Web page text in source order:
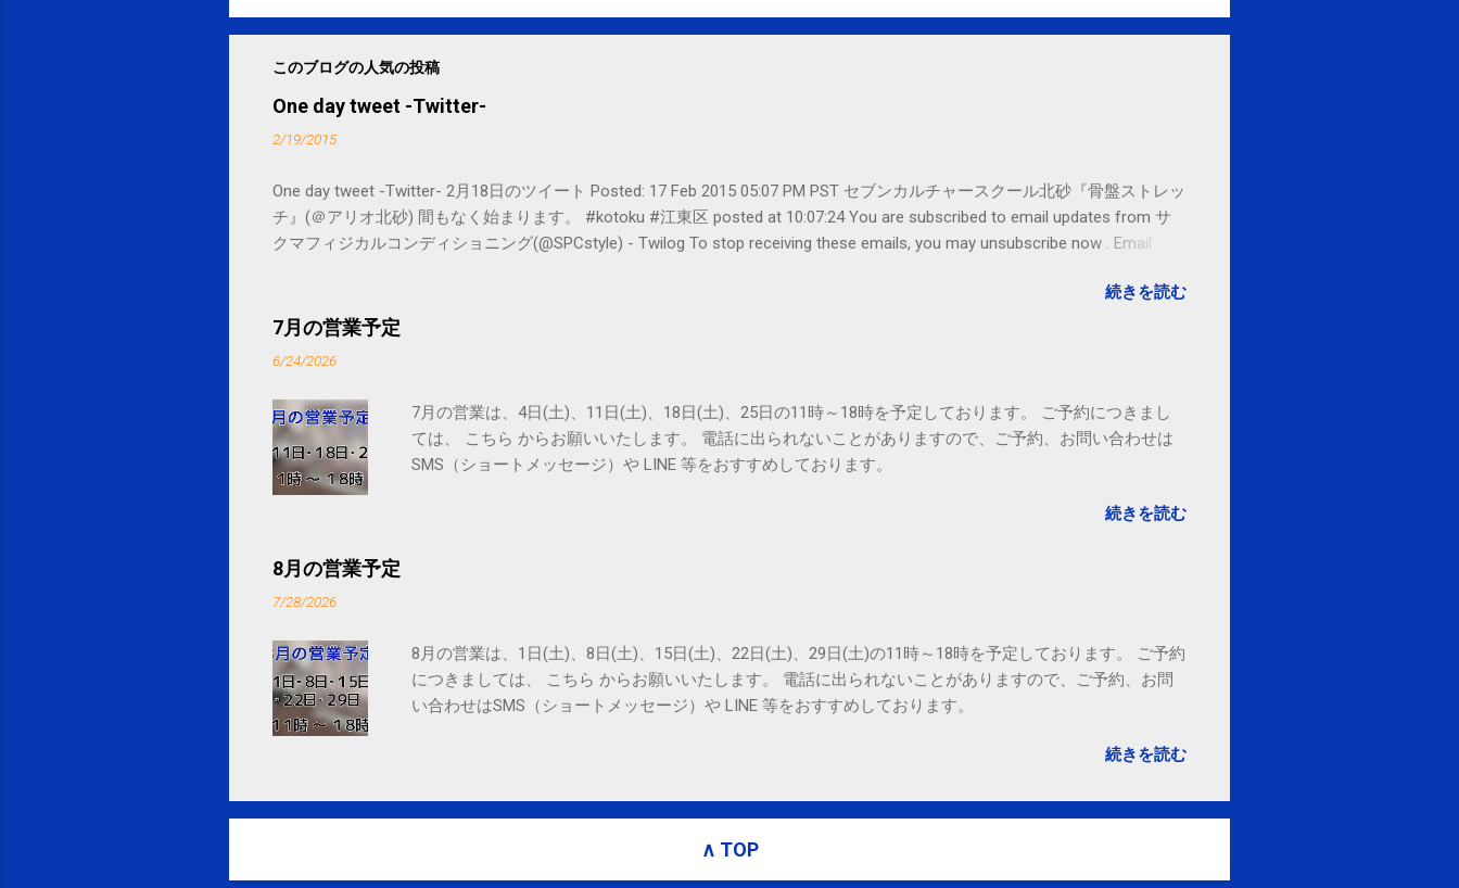
このブログの人気の投稿
One day tweet -Twitter-
2/19/2015
One day tweet -Twitter- 2月18日のツイート Posted: 17 Feb 2015 05:07 PM PST セブンカルチャースクール北砂『骨盤ストレッ
チ』(＠アリオ北砂) 間もなく始まります。 #kotoku #江東区 posted at 10:07:24 You are subscribed to email updates from サ
クマフィジカルコンディショニング(@SPCstyle) - Twilog To stop receiving these emails, you may unsubscribe now . Email
続きを読む
7月の営業予定
6/24/2026
7月の営業は、4日(土)、11日(土)、18日(土)、25日の11時～18時を予定しております。 ご予約につきまし
ては、 こちら からお願いいたします。 電話に出られないことがありますので、ご予約、お問い合わせは
SMS（ショートメッセージ）や LINE 等をおすすめしております。
続きを読む
8月の営業予定
7/28/2026
8月の営業は、1日(土)、8日(土)、15日(土)、22日(土)、29日(土)の11時～18時を予定しております。 ご予約
につきましては、 こちら からお願いいたします。 電話に出られないことがありますので、ご予約、お問
い合わせはSMS（ショートメッセージ）や LINE 等をおすすめしております。
続きを読む
∧ TOP